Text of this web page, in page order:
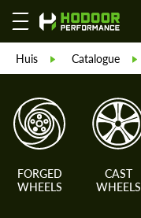
Huis Catalogue
FORGED
WHEELS
CAST
WHEELS